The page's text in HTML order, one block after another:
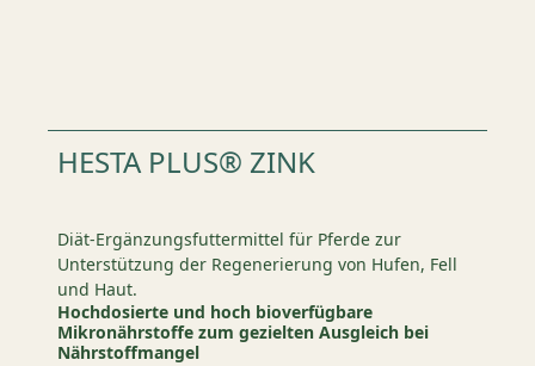
HESTA PLUS® ZINK
Diät-Ergänzungsfuttermittel für Pferde zur
Unterstützung der Regenerierung von Hufen, Fell
und Haut.
Hochdosierte und hoch bioverfügbare
Mikronährstoffe zum gezielten Ausgleich bei
Nährstoffmangel